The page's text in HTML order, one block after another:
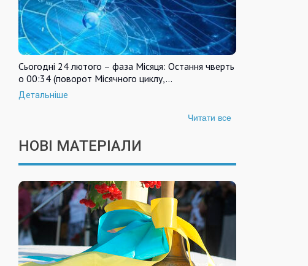
Сьогодні 24 лютого – фаза Місяця: Остання чверть
о 00:34 (поворот Місячного циклу,…
Детальніше
Читати все
НОВІ МАТЕРІАЛИ